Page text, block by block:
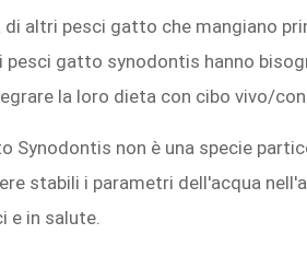
altri pesci gatto che mangiano
pesci gatto synodontis hanno
la loro dieta con cibo vivo/
Synodontis non è una specie
stabili i parametri dell'acqua
e in salute.